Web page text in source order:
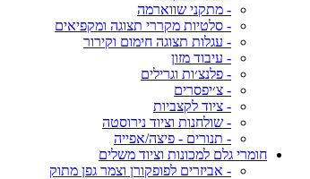
- מתקני שווארמה
- סלטיות מקררי תצוגה ומקפיאים
- עגלות תצוגה חימום וקירור
- עיבוד מזון
- פלנצ׳ות וגרילים
- צ׳יפסרים
- ציוד לקצביות
- שולחנות וציוד נירוסטה
- תנורים - פיצה/אפייה
חומרי גלם למכונות וציוד משלים
- אביזרים לפופקורן וצמר גפן מתוק